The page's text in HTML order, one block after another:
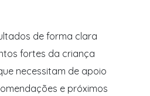
de forma clara
fortes da criança
necessitam de apoio
e próximos